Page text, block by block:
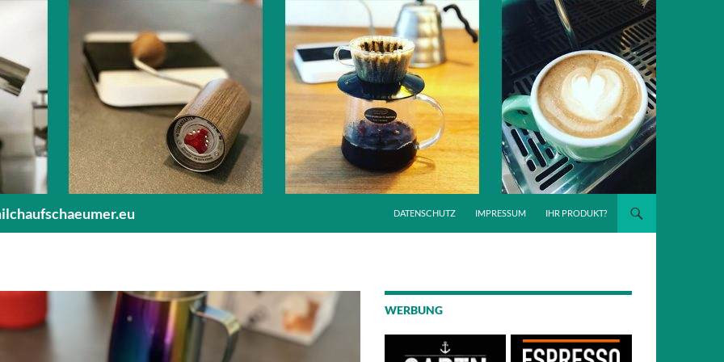
DATENSCHUTZ IMPRESSUM IHR PRODUKT?
WERBUNG